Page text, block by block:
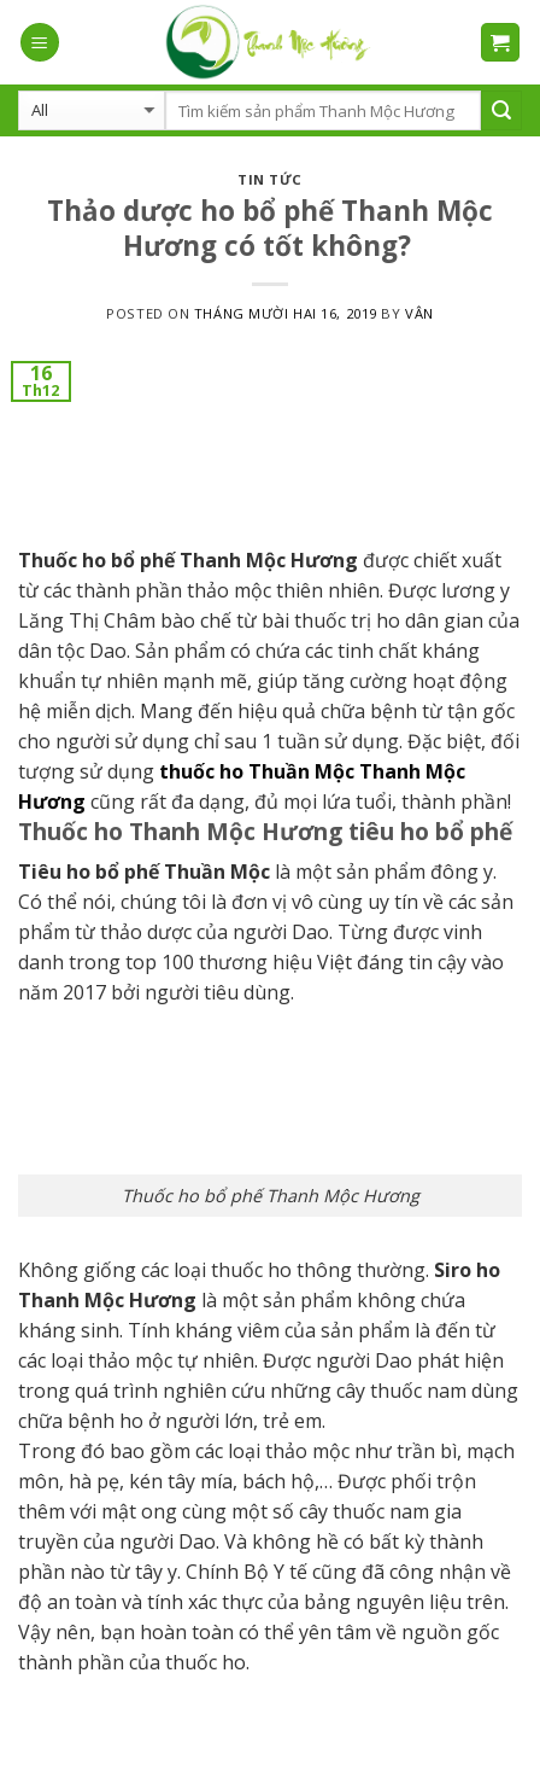
TIN TỨC
Thảo dược ho bổ phế Thanh Mộc
Hương có tốt không?
POSTED ON THÁNG MƯỜI HAI 16, 2019 BYVÂN
16
Th12
Thuốc ho bổ phế Thanh Mộc Hương được chiết xuất
từ các thành phần thảo mộc thiên nhiên. Được lương y
Lăng Thị Châm bào chế từ bài thuốc trị ho dân gian của
dân tộc Dao. Sản phẩm có chứa các tinh chất kháng
khuẩn tự nhiên mạnh mẽ, giúp tăng cường hoạt động
hệ miễn dịch. Mang đến hiệu quả chữa bệnh từ tận gốc
cho người sử dụng chỉ sau 1 tuần sử dụng. Đặc biệt, đối
tượng sử dụng thuốc ho Thuần Mộc Thanh Mộc
Hương cũng rất đa dạng, đủ mọi lứa tuổi, thành phần!
Thuốc ho Thanh Mộc Hương tiêu ho bổ phế
Tiêu ho bổ phế Thuần Mộc là một sản phẩm đông y.
Có thể nói, chúng tôi là đơn vị vô cùng uy tín về các sản
phẩm từ thảo dược của người Dao. Từng được vinh
danh trong top 100 thương hiệu Việt đáng tin cậy vào
năm 2017 bởi người tiêu dùng.
Thuốc ho bổ phế Thanh Mộc Hương
Không giống các loại thuốc ho thông thường. Siro ho
Thanh Mộc Hương là một sản phẩm không chứa
kháng sinh. Tính kháng viêm của sản phẩm là đến từ
các loại thảo mộc tự nhiên. Được người Dao phát hiện
trong quá trình nghiên cứu những cây thuốc nam dùng
chữa bệnh ho ở người lớn, trẻ em.
Trong đó bao gồm các loại thảo mộc như trần bì, mạch
môn, hà pẹ, kén tây mía, bách hộ,… Được phối trộn
thêm với mật ong cùng một số cây thuốc nam gia
truyền của người Dao. Và không hề có bất kỳ thành
phần nào từ tây y. Chính Bộ Y tế cũng đã công nhận về
độ an toàn và tính xác thực của bảng nguyên liệu trên.
Vậy nên, bạn hoàn toàn có thể yên tâm về nguồn gốc
thành phần của thuốc ho.